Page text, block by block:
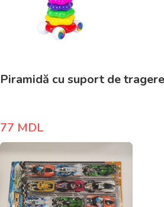
Piramidă cu suport de
77 MDL